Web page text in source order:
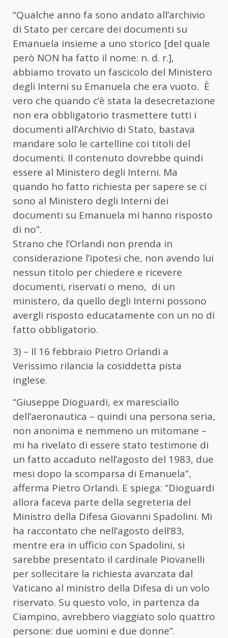
“Qualche anno fa sono andato all’archivio
di Stato per cercare dei documenti su
Emanuela insieme a uno storico [del quale
però NON ha fatto il nome: n. d. r.],
abbiamo trovato un fascicolo del Ministero
degli Interni su Emanuela che era vuoto. È
vero che quando c’è stata la desecretazione
non era obbligatorio trasmettere tutti i
documenti all’Archivio di Stato, bastava
mandare solo le cartelline coi titoli del
documenti. Il contenuto dovrebbe quindi
essere al Ministero degli Interni. Ma
quando ho fatto richiesta per sapere se ci
sono al Ministero degli Interni dei
documenti su Emanuela mi hanno risposto
di no”.
Strano che l’Orlandi non prenda in
considerazione l’ipotesi che, non avendo lui
nessun titolo per chiedere e ricevere
documenti, riservati o meno, di un
ministero, da quello degli Interni possono
avergli risposto educatamente con un no di
fatto obbligatorio.
3) – Il 16 febbraio Pietro Orlandi a
Verissimo rilancia la cosiddetta pista
inglese.
“Giuseppe Dioguardi, ex maresciallo
dell’aeronautica – quindi una persona seria,
non anonima e nemmeno un mitomane –
mi ha rivelato di essere stato testimone di
un fatto accaduto nell’agosto del 1983, due
mesi dopo la scomparsa di Emanuela”,
afferma Pietro Orlandi. E spiega: “Dioguardi
allora faceva parte della segreteria del
Ministro della Difesa Giovanni Spadolini. Mi
ha raccontato che nell’agosto dell’83,
mentre era in ufficio con Spadolini, si
sarebbe presentato il cardinale Piovanelli
per sollecitare la richiesta avanzata dal
Vaticano al ministro della Difesa di un volo
riservato. Su questo volo, in partenza da
Ciampino, avrebbero viaggiato solo quattro
persone: due uomini e due donne”.